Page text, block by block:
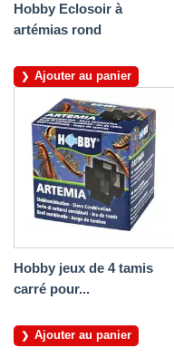
Hobby Eclosoir à
artémias rond
Ajouter au panier
Hobby jeux de 4 tamis
carré pour...
Ajouter au panier